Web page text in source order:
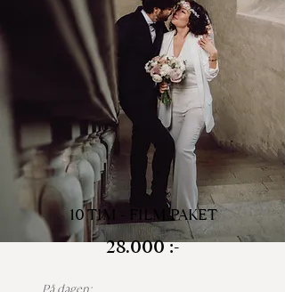
10 TIM - FILM PAKET
28.000 :-